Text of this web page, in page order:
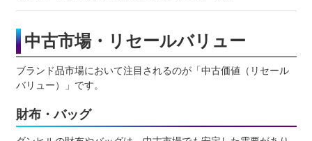
中古市場・リセールバリュー
ブランド品市場において注目されるのが「中古価値（リセール
バリュー）」です。
財布・バッグ